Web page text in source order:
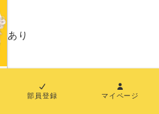
あり
部員登録 マイページ